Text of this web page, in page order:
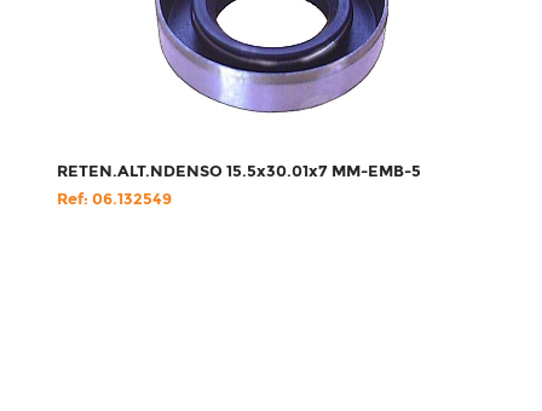
RETEN.ALT.NDENSO 15.5x30.01x7 MM-EMB-5
Ref: 06.132549